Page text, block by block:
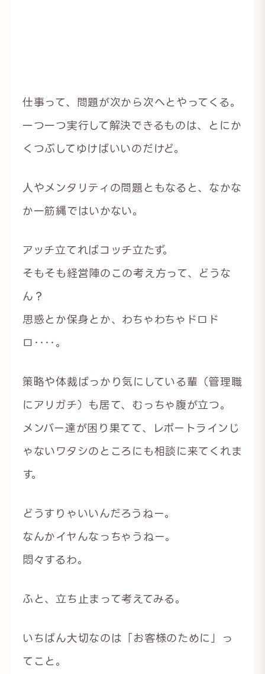
仕事って、問題が次から次へとやってくる。
一つ一つ実行して解決できるものは、とにか
くつぶしてゆけばいいのだけど。
人やメンタリティの問題ともなると、なかな
か一筋縄ではいかない。
アッチ立てればコッチ立たず。
そもそも経営陣のこの考え方って、どうな
ん？
思惑とか保身とか、わちゃわちゃドロド
ロ‥‥。
策略や体裁ばっかり気にしている輩（管理職
にアリガチ）も居て、むっちゃ腹が立つ。
メンバー達が困り果てて、レポートラインじ
ゃないワタシのところにも相談に来てくれま
す。
どうすりゃいいんだろうねー。
なんかイヤんなっちゃうねー。
悶々するわ。
ふと、立ち止まって考えてみる。
いちばん大切なのは「お客様のために」っ
てこと。